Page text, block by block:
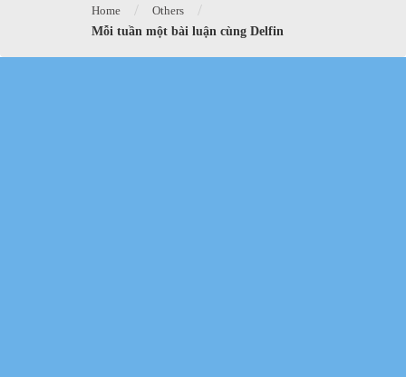
Home / Others /
Mỗi tuần một bài luận cùng Delfin